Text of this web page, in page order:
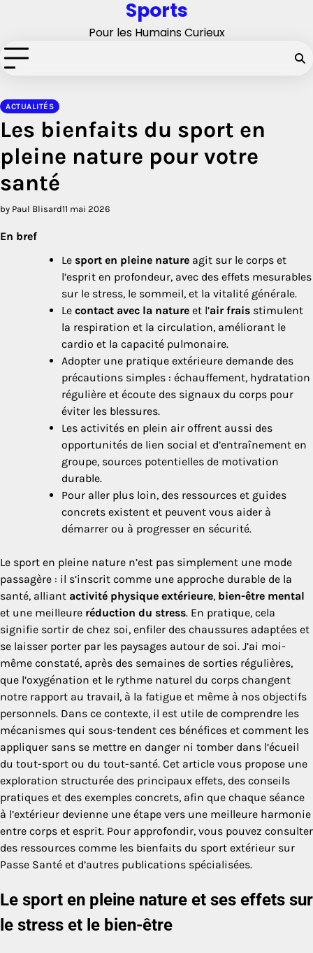
Sports
Pour les Humains Curieux
ACTUALITÉS
Les bienfaits du sport en
pleine nature pour votre
santé
by Paul Blisard11 mai 2026
En bref
Le sport en pleine nature agit sur le corps et
l’esprit en profondeur, avec des effets mesurables
sur le stress, le sommeil, et la vitalité générale.
Le contact avec la nature et l’air frais stimulent
la respiration et la circulation, améliorant le
cardio et la capacité pulmonaire.
Adopter une pratique extérieure demande des
précautions simples : échauffement, hydratation
régulière et écoute des signaux du corps pour
éviter les blessures.
Les activités en plein air offrent aussi des
opportunités de lien social et d’entraînement en
groupe, sources potentielles de motivation
durable.
Pour aller plus loin, des ressources et guides
concrets existent et peuvent vous aider à
démarrer ou à progresser en sécurité.
Le sport en pleine nature n’est pas simplement une mode
passagère : il s’inscrit comme une approche durable de la
santé, alliant activité physique extérieure, bien-être mental
et une meilleure réduction du stress. En pratique, cela
signifie sortir de chez soi, enfiler des chaussures adaptées et
se laisser porter par les paysages autour de soi. J’ai moi-
même constaté, après des semaines de sorties régulières,
que l’oxygénation et le rythme naturel du corps changent
notre rapport au travail, à la fatigue et même à nos objectifs
personnels. Dans ce contexte, il est utile de comprendre les
mécanismes qui sous-tendent ces bénéfices et comment les
appliquer sans se mettre en danger ni tomber dans l’écueil
du tout-sport ou du tout-santé. Cet article vous propose une
exploration structurée des principaux effets, des conseils
pratiques et des exemples concrets, afin que chaque séance
à l’extérieur devienne une étape vers une meilleure harmonie
entre corps et esprit. Pour approfondir, vous pouvez consulter
des ressources comme les bienfaits du sport extérieur sur
Passe Santé et d’autres publications spécialisées.
Le sport en pleine nature et ses effets sur
le stress et le bien-être